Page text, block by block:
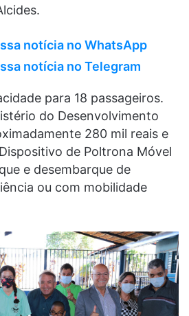
notícia no WhatsApp
notícia no Telegram
para 18 passageiros.
do Desenvolvimento
280 mil reais e
de Poltrona Móvel
e desembarque de
ou com mobilidade